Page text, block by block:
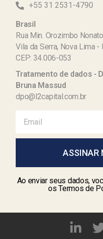
+55 31 2531-4790
Brasil
Rua Min. Orozimbo
Vila da Serra, Nova Lima -
CEP: 34.006-053
Tratamento de dados -
Bruna Massud
dpo@l2capital.com.br
ASSINAR
Ao enviar seus dados,
os Termos de